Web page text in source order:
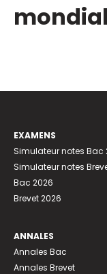
EXAMENS
Simulateur notes Bac
Simulateur notes
Bac 2026
Brevet 2026
ANNALES
Annales Bac
Annales Brevet